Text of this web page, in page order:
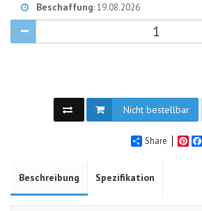
Beschaffung: 19.08.2026
Nicht bestellbar
Share
Beschreibung Spezifikation